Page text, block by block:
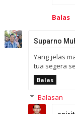
Balas
Suparno
Yang jelas
tua segera
Balas
Balasan